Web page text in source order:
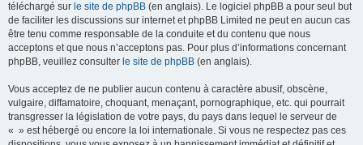
téléchargé sur le site de phpBB (en anglais). Le logiciel phpBB a pour seul but
de faciliter les discussions sur internet et phpBB Limited ne peut en aucun cas
être tenu comme responsable de la conduite et du contenu que nous
acceptons et que nous n’acceptons pas. Pour plus d’informations concernant
phpBB, veuillez consulter le site de phpBB (en anglais).
Vous acceptez de ne publier aucun contenu à caractère abusif, obscène,
vulgaire, diffamatoire, choquant, menaçant, pornographique, etc. qui pourrait
transgresser la législation de votre pays, du pays dans lequel le serveur de
« » est hébergé ou encore la loi internationale. Si vous ne respectez pas ces